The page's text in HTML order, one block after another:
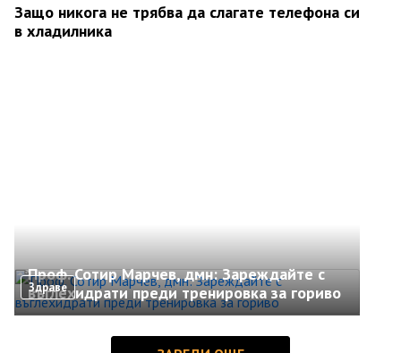
Защо никога не трябва да слагате телефона си
в хладилника
Здраве
Проф. Сотир Марчев, дмн: Зареждайте с
въглехидрати преди тренировка за гориво